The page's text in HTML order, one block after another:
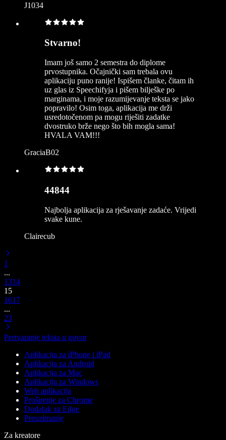
J1034
Stvarno!
Imam još samo 2 semestra do diplome
prvostupnika. Očajnički sam trebala ovu
aplikaciju puno ranije! Ispišem članke, čitam ih
uz glas iz Speechifyja i pišem bilješke po
marginama, i moje razumijevanje teksta se jako
popravilo! Osim toga, aplikacija me drži
usredotočenom pa mogu riješiti zadatke
dvostruko brže nego što bih mogla sama!
HVALA VAM!!!
GraciaB02
44844
Najbolja aplikacija za rješavanje zadaće. Vrijedi
svake kune.
Clairecub
1
...
1314
15
1617
...
23
Pretvaranje teksta u govor
Aplikacija za iPhone i iPad
Aplikacija za Android
Aplikacija za Mac
Aplikacija za Windows
Web aplikacija
Proširenje za Chrome
Dodatak za Edge
Preuzimanje
Za kreatore